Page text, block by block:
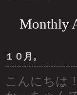
Monthly
１０月。
こんにちは！